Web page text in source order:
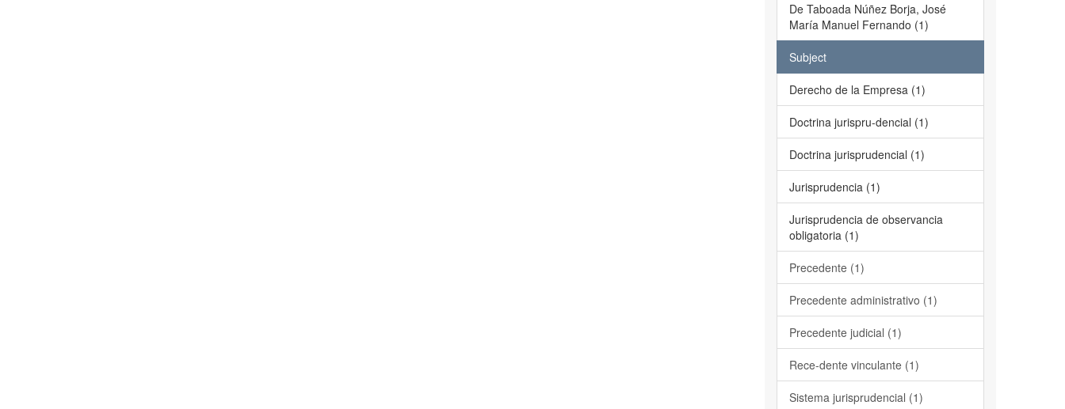
De Taboada Núñez Borja, José
María Manuel Fernando (1)
Subject
Derecho de la Empresa (1)
Doctrina jurispru-dencial (1)
Doctrina jurisprudencial (1)
Jurisprudencia (1)
Jurisprudencia de observancia
obligatoria (1)
Precedente (1)
Precedente administrativo (1)
Precedente judicial (1)
Rece-dente vinculante (1)
Sistema jurisprudencial (1)